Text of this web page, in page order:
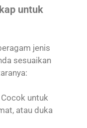
untuk
jenis
sesuaikan
untuk
atau duka